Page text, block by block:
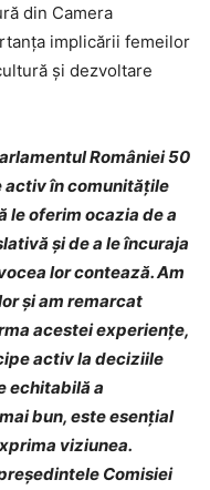
din Camera
implicării femeilor
și dezvoltare
României 50
activ în comunitățile
le oferim ocazia de a
și de a le încuraja
lor contează. Am
și am remarcat
acestei experiențe,
activ la deciziile
echitabilă a
bun, este esențial
viziunea.
Comisiei